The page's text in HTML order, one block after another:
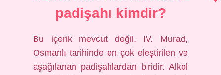
padişahı kimdir?
Bu içerik mevcut değil. IV. Murad,
Osmanlı tarihinde en çok eleştirilen ve
aşağılanan padişahlardan biridir. Alkol